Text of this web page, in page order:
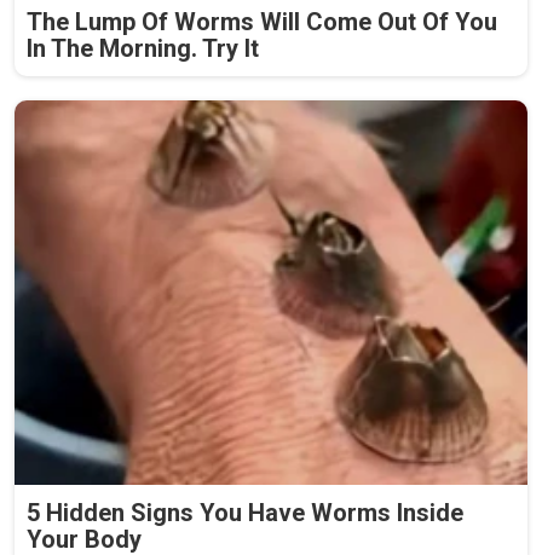
The Lump Of Worms Will Come Out Of You
In The Morning. Try It
5 Hidden Signs You Have Worms Inside
Your Body